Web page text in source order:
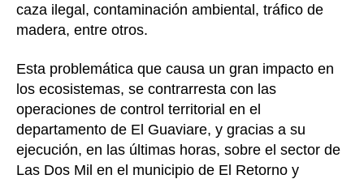
caza ilegal, contaminación ambiental, tráfico de
madera, entre otros.
Esta problemática que causa un gran impacto en
los ecosistemas, se contrarresta con las
operaciones de control territorial en el
departamento de El Guaviare, y gracias a su
ejecución, en las últimas horas, sobre el sector de
Las Dos Mil en el municipio de El Retorno y